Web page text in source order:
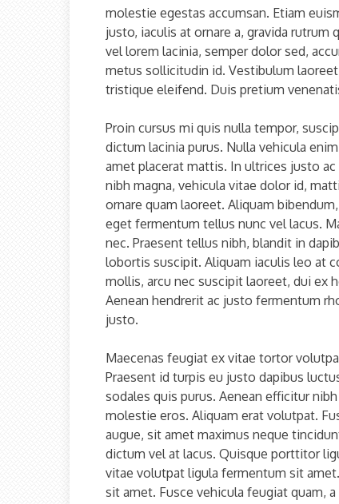
molestie egestas accumsan. Etiam
justo, iaculis at ornare a, gravida
vel lorem lacinia, semper dolor sed,
metus sollicitudin id. Vestibulum
tristique eleifend. Duis pretium
Proin cursus mi quis nulla tempor,
dictum lacinia purus. Nulla vehicula
amet placerat mattis. In ultrices justo
nibh magna, vehicula vitae dolor id,
ornare quam laoreet. Aliquam
eget fermentum tellus nunc vel lacus.
nec. Praesent tellus nibh, blandit in
lobortis suscipit. Aliquam iaculis leo at
mollis, arcu nec suscipit laoreet, dui ex
Aenean hendrerit ac justo fermentum
justo.
Maecenas feugiat ex vitae tortor
Praesent id turpis eu justo dapibus
sodales quis purus. Aenean efficitur
molestie eros. Aliquam erat volutpat.
augue, sit amet maximus neque
dictum vel at lacus. Quisque porttitor
vitae volutpat ligula fermentum sit
sit amet. Fusce vehicula feugiat quam,